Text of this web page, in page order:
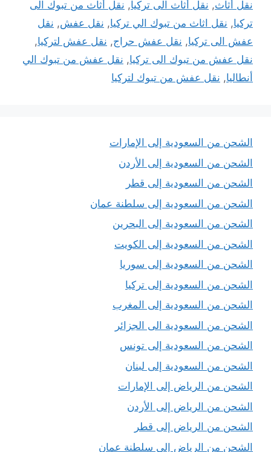
نقل أثاث, نقل أثاث الى تركيا, نقل أثاث من تبوك الى
تركيا, نقل اثاث من تبوك الي تركيا, نقل عفش, نقل
عفش الى تركيا, نقل عفش حراج, نقل عفش لتركيا,
نقل عفش من تبوك الى تركيا, نقل عفش من تبوك الي
أنطاليا, نقل عفش من تبوك لتركيا
الشحن من السعودية إلى الإمارات
الشحن من السعودية إلى الأردن
الشحن من السعودية إلى قطر
الشحن من السعودية إلى سلطنة عمان
الشحن من السعودية إلى البحرين
الشحن من السعودية إلى الكويت
الشحن من السعودية إلى سوريا
الشحن من السعودية إلى تركيا
الشحن من السعودية إلى المغرب
الشحن من السعودية الى الجزائر
الشحن من السعودية إلى تونس
الشحن من السعودية إلى لبنان
الشحن من الرياض إلى الإمارات
الشحن من الرياض إلى الأردن
الشحن من الرياض إلى قطر
الشحن من الرياض إلى سلطنة عمان